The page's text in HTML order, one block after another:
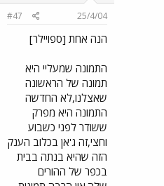
25/4/04
#47
הנה אחת [ספויילר]
התמונה שמעליי היא
תמונה של הראשונה
שאצלנו,לא החדשה
התמונה היא מפרק
ששודר לפני כשבוע
וחצי,זה ג'אן בכלוב הענק
הזה שהיא בנתה בבית
בכפר של ההורים